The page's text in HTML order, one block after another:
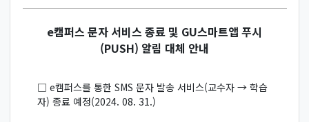
e캠퍼스 문자 서비스 종료 및 GU스마트앱 푸시
(PUSH) 알림 대체 안내
□ e캠퍼스를 통한 SMS 문자 발송 서비스(교수자 → 학습
자) 종료 예정(2024. 08. 31.)